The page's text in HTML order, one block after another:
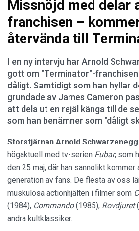
Missnöjd med delar
franchisen –
återvända till
I en ny intervju har Arnold
gott om "Terminator"-franchisen
dåligt. Samtidigt som han hyllar
grundade av James Cameron
att dela ut en rejäl känga till de
som han benämner som "dåligt
Storstjärnan Arnold
högaktuell med tv-serien Fubar, som
den 25 maj, där han sannolikt kommer
generation av fans. De flesta av oss
muskulösa actionhjälten i filmer som
(1984), Commando(1985), Rovdjuret
andra kultklassiker.